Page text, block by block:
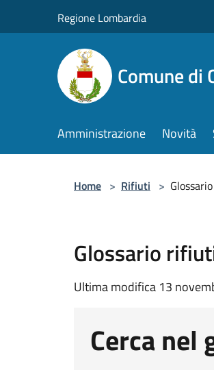
Regione Lombardia
Comune di
Amministrazione Novità
Home > Rifiuti >
Glossario
Ultima modifica 13
Cerca nel